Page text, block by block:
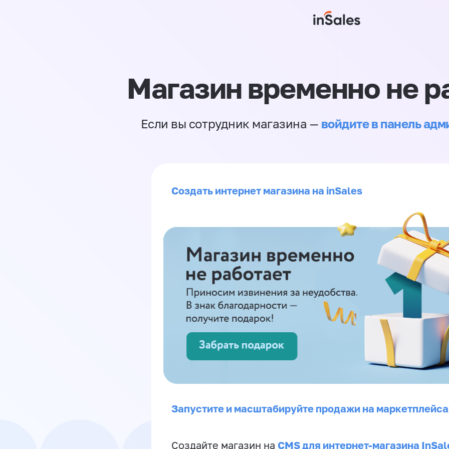
Магазин временно не
Если вы сотрудник магазина — войдите в панель
Создать интернет магазина на inSales
Запустите и масштабируйте продажи на
Создайте магазин на CMS для интернет-магазина